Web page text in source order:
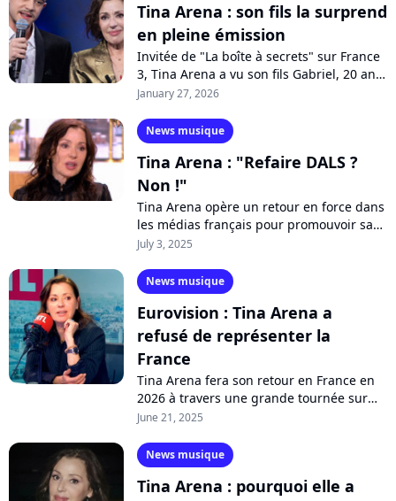
Tina Arena : son fils la surprend
en pleine émission
Invitée de "La boîte à secrets" sur France
3, Tina Arena a vu son fils Gabriel, 20 ans,
débarquer aux côtés de Patrick
January 27, 2026
News musique
Tina Arena : "Refaire DALS ?
Non !"
Tina Arena opère un retour en force dans
les médias français pour promouvoir sa
tournée qui aura lieu en 2026. Interrogée
July 3, 2025
News musique
Eurovision : Tina Arena a
refusé de représenter la
France
Tina Arena fera son retour en France en
2026 à travers une grande tournée sur
laquelle elle reprendra ses tubes qui ont
June 21, 2025
News musique
Tina Arena : pourquoi elle a